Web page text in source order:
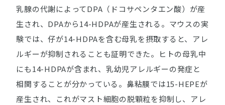
乳腺の代謝によってDPA（ドコサペンタエン酸）が産
生され、DPAから14-HDPAが産生される。マウスの実
験では、仔が14-HDPAを含む母乳を摂取すると、アレ
ルギーが抑制されることも証明できた。ヒトの母乳中
にも14-HDPAが含まれ、乳幼児アレルギーの発症と
相関することが分かっている。鼻粘膜では15-HEPEが
産生され、これがマスト細胞の脱顆粒を抑制し、アレ